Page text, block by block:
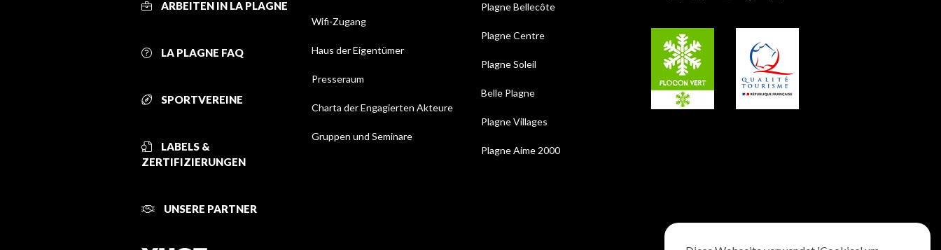
ARBEITEN IN LA PLAGNE
LA PLAGNE FAQ
SPORTVEREINE
LABELS &
ZERTIFIZIERUNGEN
UNSERE PARTNER
Wifi-Zugang
Haus der Eigentümer
Presseraum
Charta der Engagierten Akteure
Gruppen und Seminare
Plagne Bellecôte
Plagne Centre
Plagne Soleil
Belle Plagne
Plagne Villages
Plagne Aime 2000